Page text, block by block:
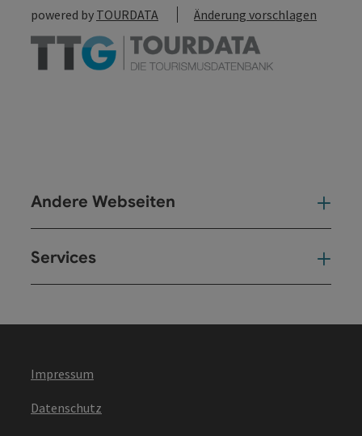
powered by TOURDATA Änderung vorschlagen
Andere Webseiten
Services
Impressum
Datenschutz